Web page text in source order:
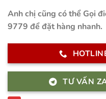
Anh chị cũng có thể Gọi
9779 để đặt hàng nhanh.
TƯ VẤN